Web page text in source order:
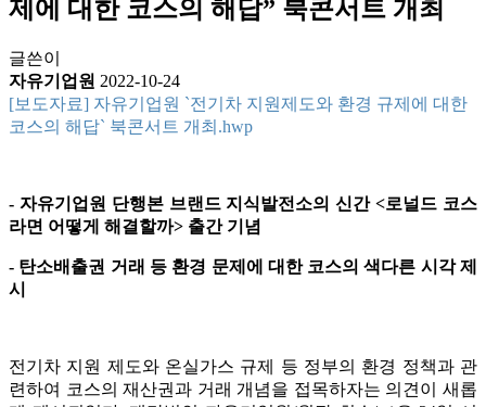
제에 대한 코스의 해답” 북콘서트 개최
글쓴이
자유기업원 2022-10-24
[보도자료] 자유기업원 `전기차 지원제도와 환경 규제에 대한
코스의 해답` 북콘서트 개최.hwp
- 자유기업원 단행본 브랜드 지식발전소의 신간 <로널드 코스
라면 어떻게 해결할까> 출간 기념
- 탄소배출권 거래 등 환경 문제에 대한 코스의 색다른 시각 제
시
전기차 지원 제도와 온실가스 규제 등 정부의 환경 정책과 관
련하여 코스의 재산권과 거래 개념을 접목하자는 의견이 새롭